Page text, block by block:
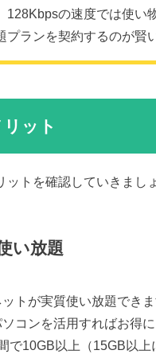
128Kbpsの速度では使い
ランを契約するのが賢
ット
トを確認していきましょ
い放題
トが実質使い放題でき
コンを活用すればお得
で10GB以上（15GB以